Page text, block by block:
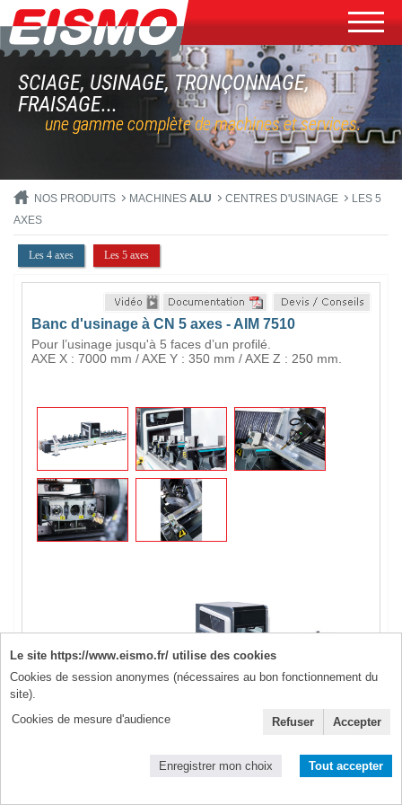
SCIAGE, USINAGE, TRONÇONNAGE,
FRAISAGE...
une gamme complète de machines et services.
NOS PRODUITS MACHINES ALU CENTRES D'USINAGE
LES 5
AXES
Les 4 axes Les 5 axes
Banc d'usinage à CN 5 axes - AIM 7510
Pour l’usinage jusqu'à 5 faces d’un profilé.
AXE X : 7000 mm / AXE Y : 350 mm / AXE Z : 250 mm.
Le site https://www.eismo.fr/ utilise des cookies
Cookies de session anonymes (nécessaires au bon fonctionnement du
site).
Cookies de mesure d'audience
Refuser Accepter
Enregistrer mon choix Tout accepter